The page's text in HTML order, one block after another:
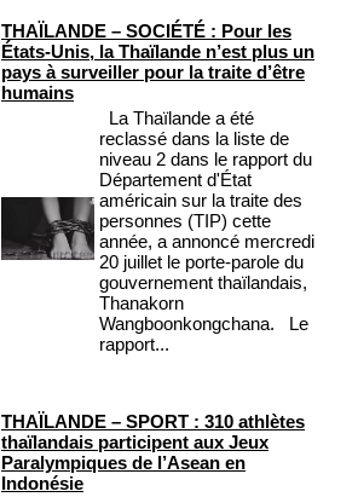
THAÏLANDE – SOCIÉTÉ : Pour les
États-Unis, la Thaïlande n’est plus un
pays à surveiller pour la traite d’être
humains
La Thaïlande a été
reclassé dans la liste de
niveau 2 dans le rapport du
Département d'État
américain sur la traite des
personnes (TIP) cette
année, a annoncé mercredi
20 juillet le porte-parole du
gouvernement thaïlandais,
Thanakorn
Wangboonkongchana. Le
rapport...
THAÏLANDE – SPORT : 310 athlètes
thaïlandais participent aux Jeux
Paralympiques de l’Asean en
Indonésie